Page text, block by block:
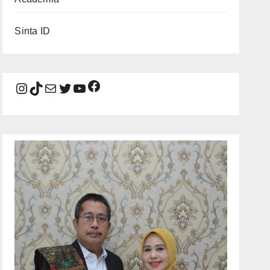
Sinta ID
Instagram
TikTok
MailTwitter
YouTube
Facebook